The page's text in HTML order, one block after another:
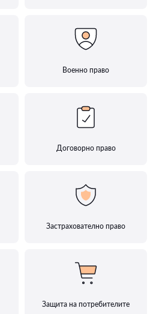
Военно право
Договорно право
Застрахователно право
Защита на потребителите